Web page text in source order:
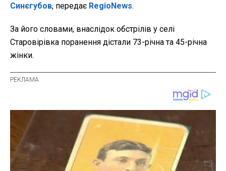
Синєгубов, передає RegioNews.
За його словами, внаслідок обстрілів у селі
Старовірівка поранення дістали 73-річна та 45-річна
жінки.